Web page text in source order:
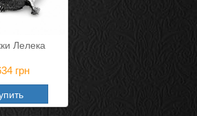
Лелека
грн